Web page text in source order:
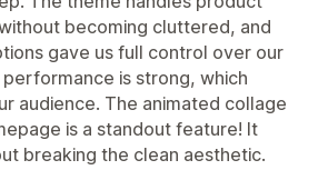
becoming cluttered, and
gave us full control over our
is strong, which
audience. The animated collage
is a standout feature! It
breaking the clean aesthetic.